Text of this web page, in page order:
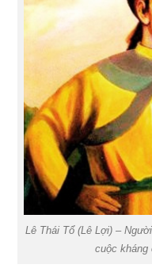
Lê Thái Tổ (Lê Lợi) –
cuộc kháng